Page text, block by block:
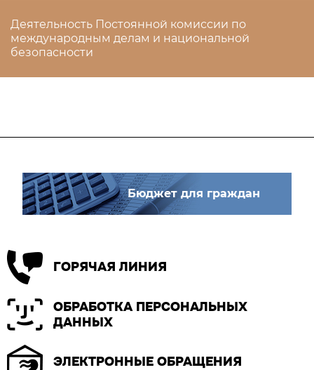
Деятельность Постоянной комиссии по
международным делам и национальной
безопасности
Бюджет для граждан
ГОРЯЧАЯ ЛИНИЯ
ОБРАБОТКА ПЕРСОНАЛЬНЫХ
ДАННЫХ
ЭЛЕКТРОННЫЕ ОБРАЩЕНИЯ